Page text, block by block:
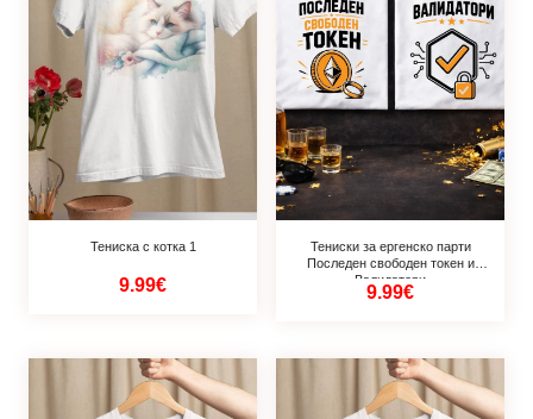
Тениска с котка 1
9.99€
Тениски за ергенско парти
Последен свободен токен и
Валидатори
9.99€